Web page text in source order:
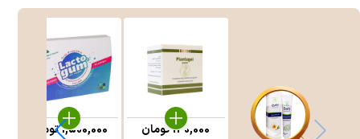
140,000تومان 1,500,000تومان